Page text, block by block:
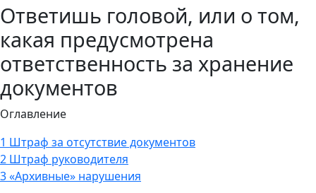
Ответишь головой, или о том,
какая предусмотрена
ответственность за хранение
документов
Оглавление
1 Штраф за отсутствие документов
2 Штраф руководителя
3«Архивные» нарушения